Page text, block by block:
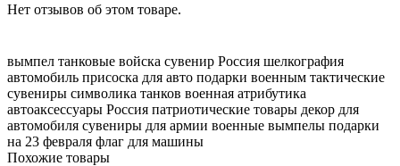
Нет отзывов об этом товаре.
вымпел танковые войска сувенир Россия шелкография
автомобиль присоска для авто подарки военным тактические
сувениры символика танков военная атрибутика
автоаксессуары Россия патриотические товары декор для
автомобиля сувениры для армии военные вымпелы подарки
на 23 февраля флаг для машины
Похожие товары